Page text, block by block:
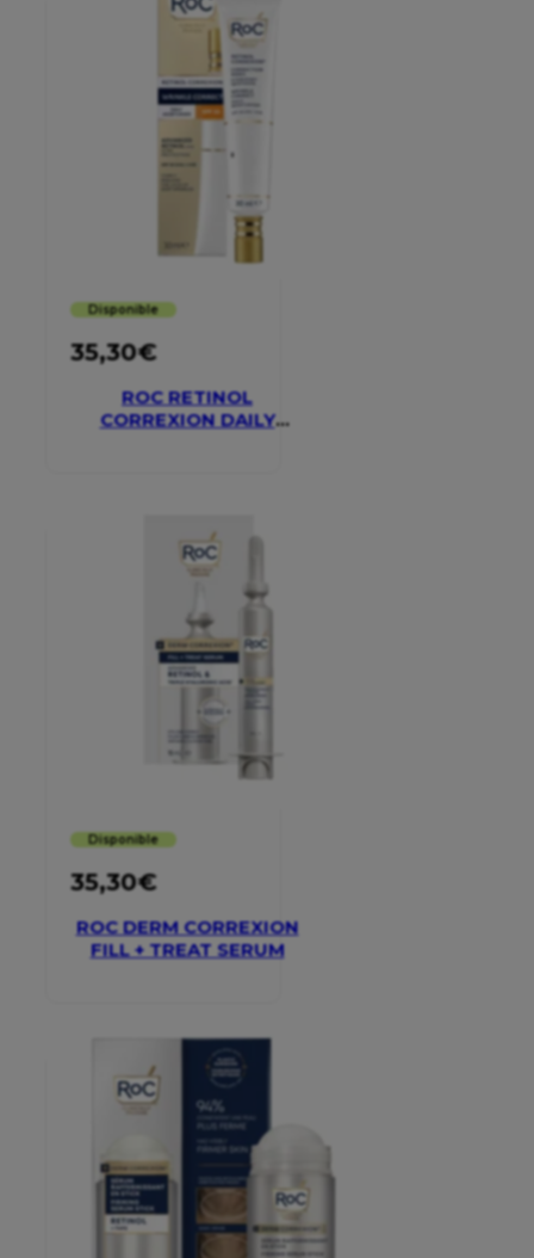
Disponible
35,30€
ROC RETINOL
CORREXION DAILY
Disponible
35,30€
ROC DERM CORREXION
FILL + TREAT SERUM